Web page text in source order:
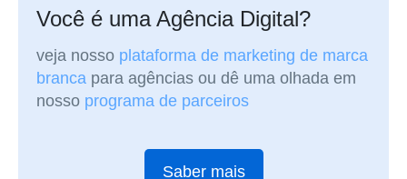
Você é uma Agência Digital?
veja nosso plataforma de marketing de marca
branca para agências ou dê uma olhada em
nosso programa de parceiros
Saber mais